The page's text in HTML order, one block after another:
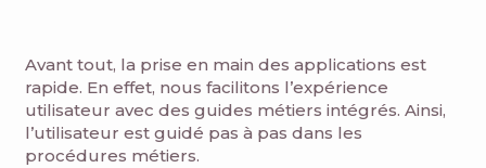
Avant tout, la prise en main des applications est
rapide. En effet, nous facilitons l’expérience
utilisateur avec des guides métiers intégrés. Ainsi,
l’utilisateur est guidé pas à pas dans les
procédures métiers.